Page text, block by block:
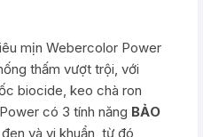
mịn Webercolor Power
thấm vượt trội, với
biocide, keo chà ron
có 3 tính năng BẢO
và vi khuẩn, từ đó